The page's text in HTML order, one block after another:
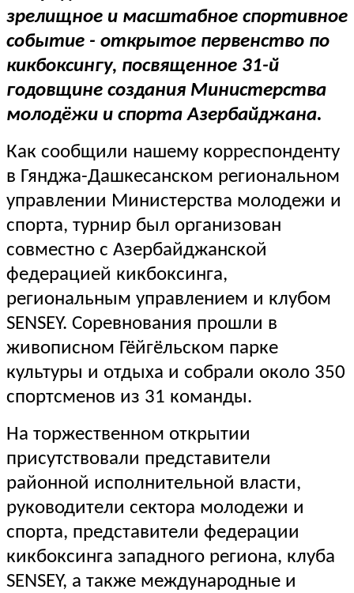
зрелищное и масштабное спортивное
событие - открытое первенство по
кикбоксингу, посвященное 31-й
годовщине создания Министерства
молодёжи и спорта Азербайджана.
Как сообщили нашему корреспонденту
в Гянджа-Дашкесанском региональном
управлении Министерства молодежи и
спорта, турнир был организован
совместно с Азербайджанской
федерацией кикбоксинга,
региональным управлением и клубом
SENSEY. Соревнования прошли в
живописном Гёйгёльском парке
культуры и отдыха и собрали около 350
спортсменов из 31 команды.
На торжественном открытии
присутствовали представители
районной исполнительной власти,
руководители сектора молодежи и
спорта, представители федерации
кикбоксинга западного региона, клуба
SENSEY, а также международные и